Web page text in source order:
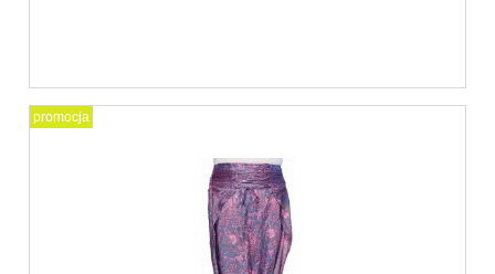
promocja